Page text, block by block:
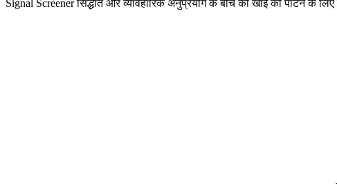
Signal Screener सिद्धांत और व्यावहारिक अनुप्रयोग के बीच की खाई को पाटने के